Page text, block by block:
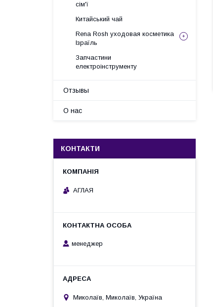
сім'ї
Китайський чай
Rena Rosh уходовая косметика
Ізраїль
Запчастини
електроінструменту
Отзывы
О нас
КОНТАКТИ
АГЛАЯ
менеджер
Миколаїв, Миколаїв, Україна